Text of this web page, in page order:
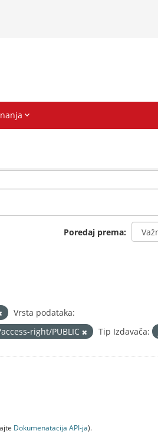
Poredaj prema
Vrsta podataka:
right/PUBLIC
Tip Izdavača:
Dokumenаtаcijа API-jа).